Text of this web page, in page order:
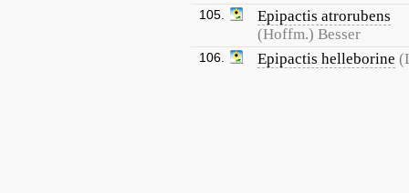
105.
Epipactis atrorubens
(Hoffm.) Besser
106. Epipactis helleborine